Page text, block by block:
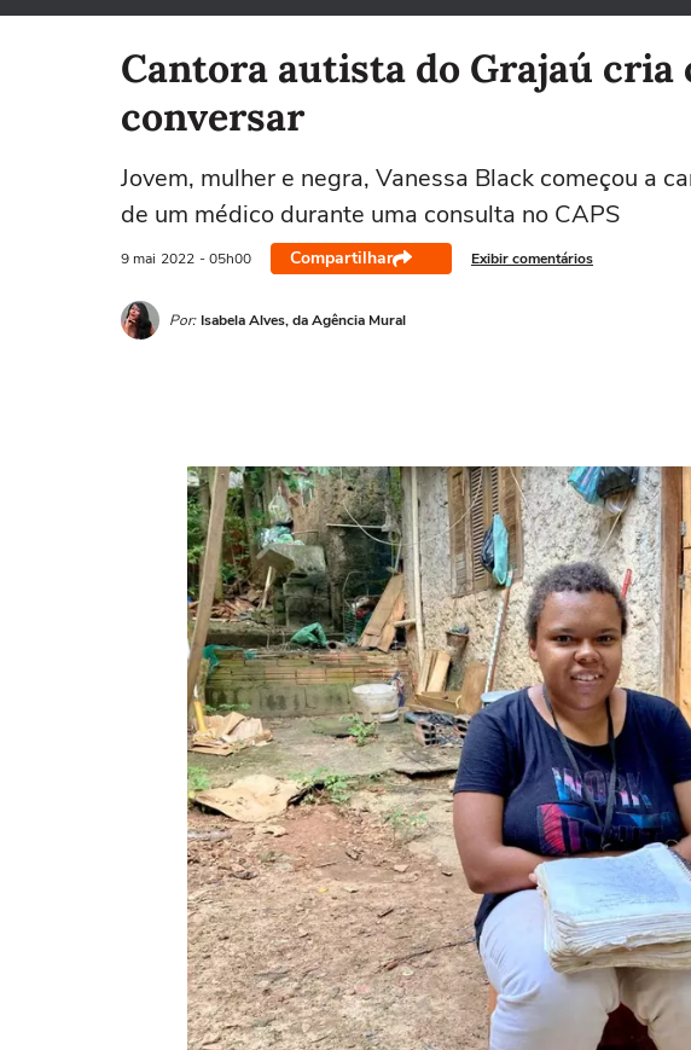
Cantora autista do Grajaú cria
conversar
Jovem, mulher e negra, Vanessa Black começou a
de um médico durante uma consulta no CAPS
9 mai 2022 - 05h00 Compartilhar Exibir comentários
Por: Isabela Alves, da Agência Mural